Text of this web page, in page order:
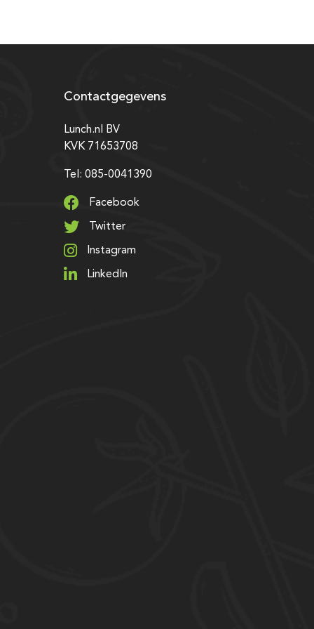
Contactgegevens
Lunch.nl BV
KVK 71653708
Tel: 085-0041390
Facebook
Twitter
Instagram
LinkedIn